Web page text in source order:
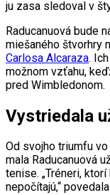
ju zasa sledoval v
Raducanuová bude
miešaného štvorhry
Carlosa Alcaraza.
možnom vzťahu,
pred Wimbledonom.
Vystriedala
Od svojho triumfu
mala Raducanuová
tenise. „Tréneri,
nepočítajú,“